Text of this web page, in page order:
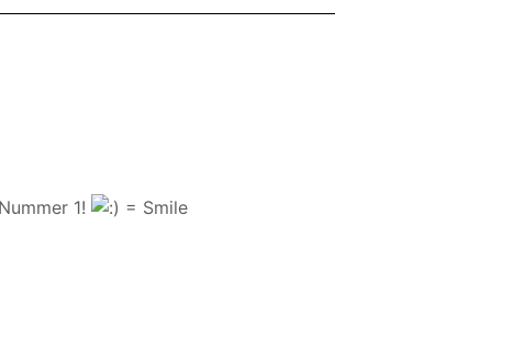
1!